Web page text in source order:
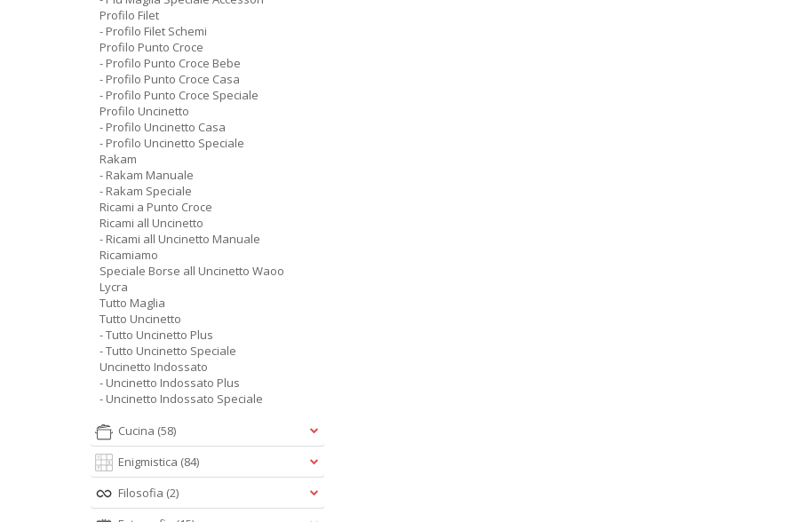
Profilo Filet
- Profilo Filet Schemi
Profilo Punto Croce
- Profilo Punto Croce Bebe
- Profilo Punto Croce Casa
- Profilo Punto Croce Speciale
Profilo Uncinetto
- Profilo Uncinetto Casa
- Profilo Uncinetto Speciale
Rakam
- Rakam Manuale
- Rakam Speciale
Ricami a Punto Croce
Ricami all Uncinetto
- Ricami all Uncinetto Manuale
Ricamiamo
Speciale Borse all Uncinetto Waoo
Lycra
Tutto Maglia
Tutto Uncinetto
- Tutto Uncinetto Plus
- Tutto Uncinetto Speciale
Uncinetto Indossato
- Uncinetto Indossato Plus
- Uncinetto Indossato Speciale
Cucina (58)
Enigmistica (84)
Filosofia (2)